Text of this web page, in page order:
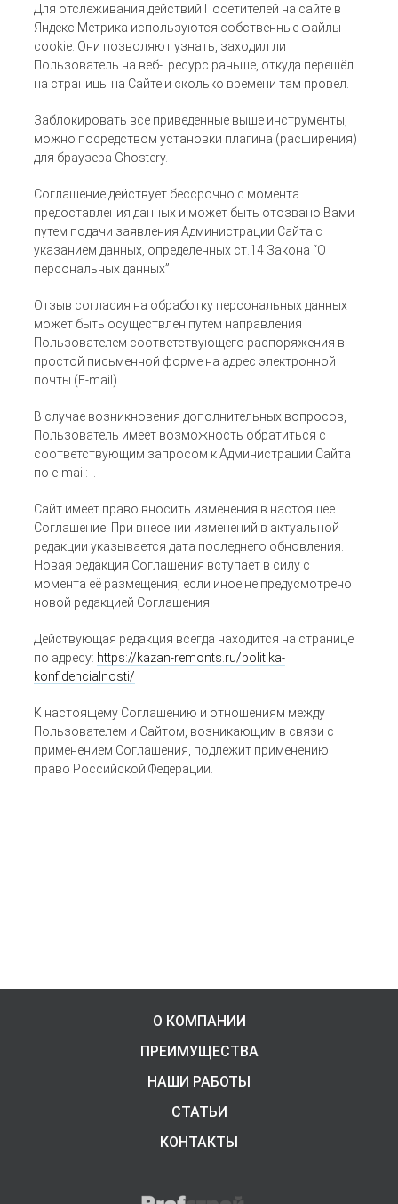
Для отслеживания действий Посетителей на сайте в
Яндекс.Метрика используются собственные файлы
cookie. Они позволяют узнать, заходил ли
Пользователь на веб- ресурс раньше, откуда перешёл
на страницы на Сайте и сколько времени там провел.
Заблокировать все приведенные выше инструменты,
можно посредством установки плагина (расширения)
для браузера Ghostery.
Соглашение действует бессрочно с момента
предоставления данных и может быть отозвано Вами
путем подачи заявления Администрации Сайта с
указанием данных, определенных ст.14 Закона “О
персональных данных”.
Отзыв согласия на обработку персональных данных
может быть осуществлён путем направления
Пользователем соответствующего распоряжения в
простой письменной форме на адрес электронной
почты (E-mail) .
В случае возникновения дополнительных вопросов,
Пользователь имеет возможность обратиться с
соответствующим запросом к Администрации Сайта
по e-mail: .
Сайт имеет право вносить изменения в настоящее
Соглашение. При внесении изменений в актуальной
редакции указывается дата последнего обновления.
Новая редакция Соглашения вступает в силу с
момента её размещения, если иное не предусмотрено
новой редакцией Соглашения.
Действующая редакция всегда находится на странице
по адресу: https://kazan-remonts.ru/politika-
konfidencialnosti/
К настоящему Соглашению и отношениям между
Пользователем и Сайтом, возникающим в связи с
применением Соглашения, подлежит применению
право Российской Федерации.
О КОМПАНИИ
ПРЕИМУЩЕСТВА
НАШИ РАБОТЫ
СТАТЬИ
КОНТАКТЫ